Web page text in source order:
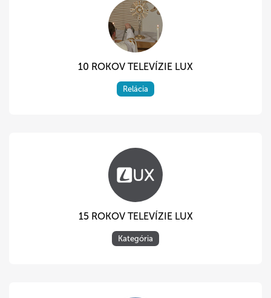
10 ROKOV TELEVÍZIE LUX
Relácia
15 ROKOV TELEVÍZIE LUX
Kategória